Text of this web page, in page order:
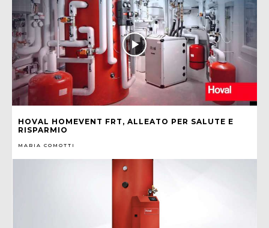
HOVAL HOMEVENT FRT, ALLEATO PER SALUTE E
RISPARMIO
MARIA COMOTTI